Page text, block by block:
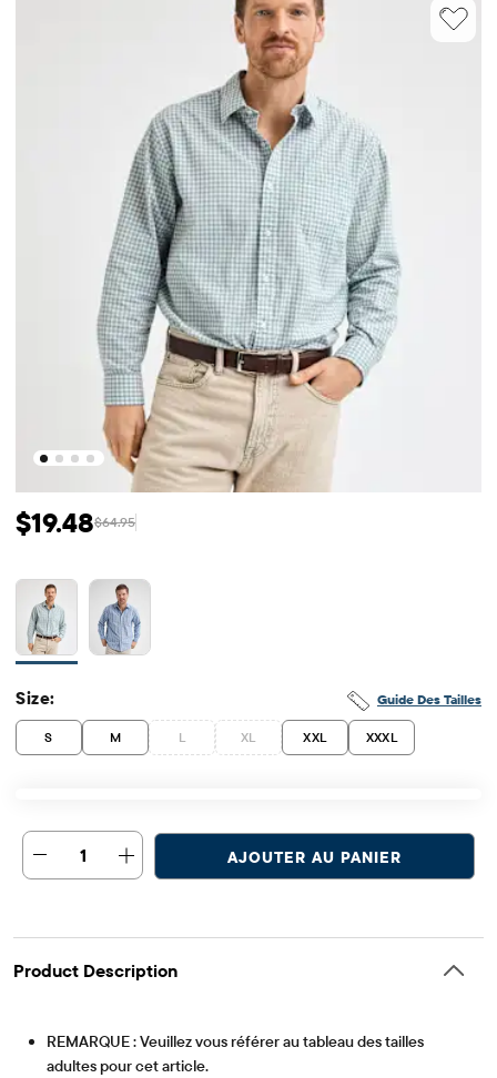
Prix ​​de vente: $19.48
$19.48 Prix ​​d'origine: $64.95
$64.95
Guide Des Tailles
Size:
S M L XL XXL XXXL
1 AJOUTER AU PANIER
Product Description
REMARQUE : Veuillez vous référer au tableau des tailles
adultes pour cet article.